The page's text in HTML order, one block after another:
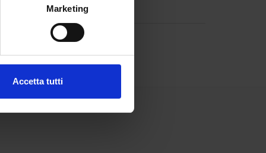
metro,
che hai fornito loro o
Marketing
Accetta tutti